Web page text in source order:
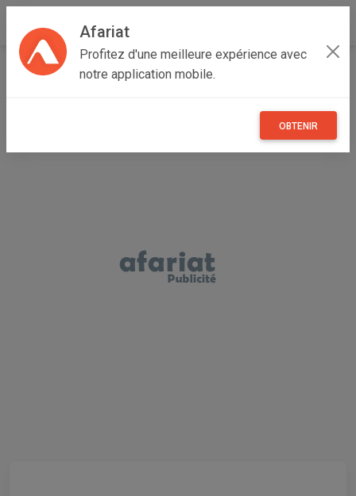
Afariat
Profitez d'une meilleure expérience avec
notre application mobile.
OBTENIR
Accueil Recherche Particulier